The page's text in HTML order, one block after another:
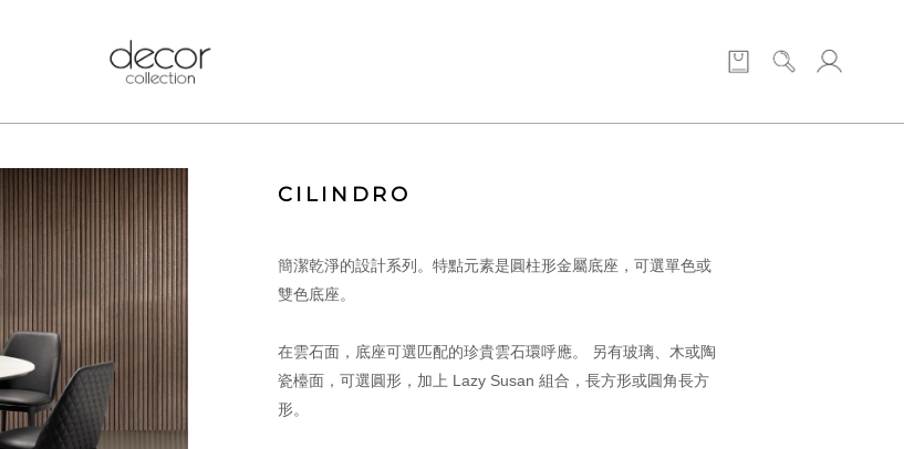
CILINDRO
簡潔乾淨的設計系列。特點元素是圓柱形金屬底座，可選單色或
雙色底座。
在雲石面，底座可選匹配的珍貴雲石環呼應。 另有玻璃、木或陶
瓷檯面，可選圓形，加上 Lazy Susan 組合，長方形或圓角長方
形。